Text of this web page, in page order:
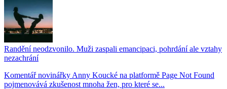
Randění neodzvonilo. Muži zaspali emancipaci, pohrdání ale vztahy
nezachrání
Komentář novinářky Anny Koucké na platformě Page Not Found
pojmenovává zkušenost mnoha žen, pro které se...